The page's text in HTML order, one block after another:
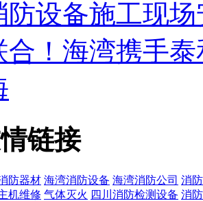
防设备施工现
合！海湾携手
链接
防器材 海湾消防设备 海湾消防公司 消
机维修 气体灭火 四川消防检测设备 消